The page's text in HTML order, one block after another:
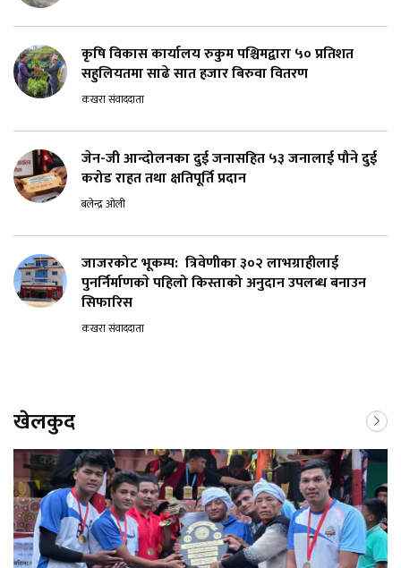
कृषि विकास कार्यालय रुकुम पश्चिमद्वारा ५० प्रतिशत
सहुलियतमा साढे सात हजार बिरुवा वितरण
कखरा संवाददाता
जेन-जी आन्दोलनका दुई जनासहित ५३ जनालाई पौने दुई
करोड राहत तथा क्षतिपूर्ति प्रदान
बलेन्द्र ओली
जाजरकोट भूकम्प: त्रिवेणीका ३०२ लाभग्राहीलाई
पुनर्निर्माणकाे पहिलो किस्ताको अनुदान उपलब्ध बनाउन
सिफारिस
कखरा संवाददाता
खेलकुद